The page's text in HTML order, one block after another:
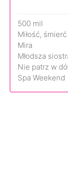
500 mil
Miłość,
Mira
Młodsza
Nie patrz w
Spa Weekend